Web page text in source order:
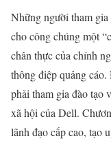
Những người tham
cho công chúng một
chân thực của chính
thông điệp quảng
phải tham gia đào tạo
xã hội của Dell.
lãnh đạo cấp cao, tạo